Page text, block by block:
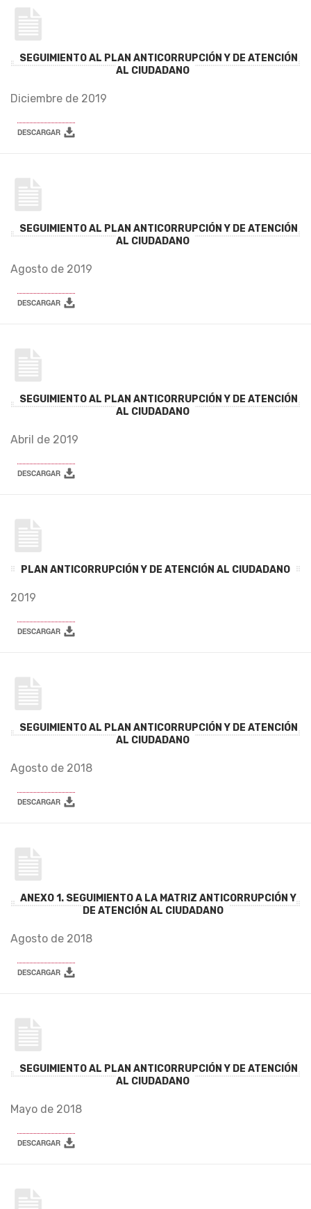
SEGUIMIENTO AL PLAN ANTICORRUPCIÓN Y DE ATENCIÓN
AL CIUDADANO
Diciembre de 2019
SEGUIMIENTO AL PLAN ANTICORRUPCIÓN Y DE ATENCIÓN
AL CIUDADANO
Agosto de 2019
SEGUIMIENTO AL PLAN ANTICORRUPCIÓN Y DE ATENCIÓN
AL CIUDADANO
Abril de 2019
PLAN ANTICORRUPCIÓN Y DE ATENCIÓN AL CIUDADANO
2019
SEGUIMIENTO AL PLAN ANTICORRUPCIÓN Y DE ATENCIÓN
AL CIUDADANO
Agosto de 2018
ANEXO 1. SEGUIMIENTO A LA MATRIZ ANTICORRUPCIÓN Y
DE ATENCIÓN AL CIUDADANO
Agosto de 2018
SEGUIMIENTO AL PLAN ANTICORRUPCIÓN Y DE ATENCIÓN
AL CIUDADANO
Mayo de 2018